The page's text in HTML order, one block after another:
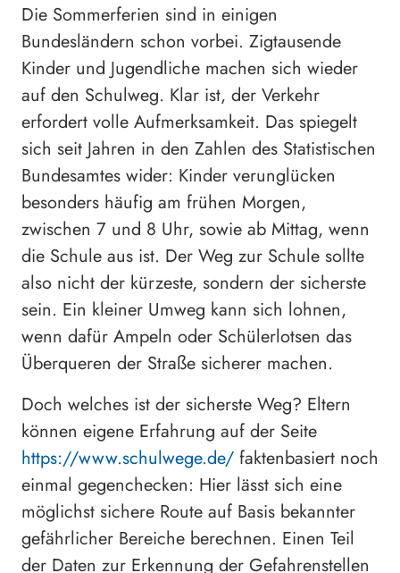
Die Sommerferien sind in einigen
Bundesländern schon vorbei. Zigtausende
Kinder und Jugendliche machen sich wieder
auf den Schulweg. Klar ist, der Verkehr
erfordert volle Aufmerksamkeit. Das spiegelt
sich seit Jahren in den Zahlen des Statistischen
Bundesamtes wider: Kinder verunglücken
besonders häufig am frühen Morgen,
zwischen 7 und 8 Uhr, sowie ab Mittag, wenn
die Schule aus ist. Der Weg zur Schule sollte
also nicht der kürzeste, sondern der sicherste
sein. Ein kleiner Umweg kann sich lohnen,
wenn dafür Ampeln oder Schülerlotsen das
Überqueren der Straße sicherer machen.
Doch welches ist der sicherste Weg? Eltern
können eigene Erfahrung auf der Seite
https://www.schulwege.de/ faktenbasiert noch
einmal gegenchecken: Hier lässt sich eine
möglichst sichere Route auf Basis bekannter
gefährlicher Bereiche berechnen. Einen Teil
der Daten zur Erkennung der Gefahrenstellen